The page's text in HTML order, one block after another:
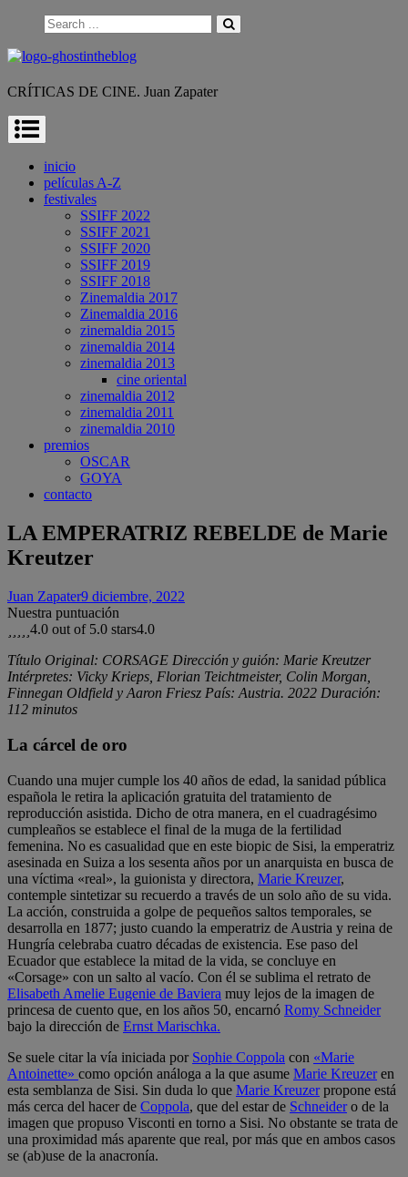
content
Search
for:
CRÍTICAS DE CINE. Juan Zapater
inicio
películas A-Z
festivales
SSIFF 2022
SSIFF 2021
SSIFF 2020
SSIFF 2019
SSIFF 2018
Zinemaldia 2017
Zinemaldia 2016
zinemaldia 2015
zinemaldia 2014
zinemaldia 2013
cine oriental
zinemaldia 2012
zinemaldia 2011
zinemaldia 2010
premios
OSCAR
GOYA
contacto
LA EMPERATRIZ REBELDE de Marie
Kreutzer
Juan Zapater9 diciembre, 2022
Nuestra puntuación
4.0 out of 5.0 stars4.0
Título Original: CORSAGE Dirección y guión: Marie Kreutzer
Intérpretes: Vicky Krieps, Florian Teichtmeister, Colin Morgan,
Finnegan Oldfield y Aaron Friesz País: Austria. 2022 Duración:
112 minutos
La cárcel de oro
Cuando una mujer cumple los 40 años de edad, la sanidad pública
española le retira la aplicación gratuita del tratamiento de
reproducción asistida. Dicho de otra manera, en el cuadragésimo
cumpleaños se establece el final de la muga de la fertilidad
femenina. No es casualidad que en este biopic de Sisi, la emperatriz
asesinada en Suiza a los sesenta años por un anarquista en busca de
una víctima «real», la guionista y directora, Marie Kreuzer,
contemple sintetizar su recuerdo a través de un solo año de su vida.
La acción, construida a golpe de pequeños saltos temporales, se
desarrolla en 1877; justo cuando la emperatriz de Austria y reina de
Hungría celebraba cuatro décadas de existencia. Ese paso del
Ecuador que establece la mitad de la vida, se concluye en
«Corsage» con un salto al vacío. Con él se sublima el retrato de
Elisabeth Amelie Eugenie de Baviera muy lejos de la imagen de
princesa de cuento que, en los años 50, encarnó Romy Schneider
bajo la dirección de Ernst Marischka.
Se suele citar la vía iniciada por Sophie Coppola con «Marie
Antoinette» como opción análoga a la que asume Marie Kreuzeren
esta semblanza de Sisi. Sin duda lo que Marie Kreuzerpropone está
más cerca del hacer de Coppola, que del estar de Schneidero de la
imagen que propuso Visconti en torno a Sisi. No obstante se trata de
una proximidad más aparente que real, por más que en ambos casos
se (ab)use de la anacronía.